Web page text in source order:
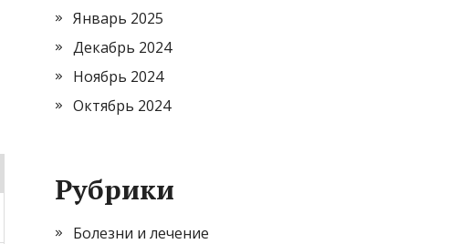
Январь 2025
Декабрь 2024
Ноябрь 2024
Октябрь 2024
Рубрики
Болезни и лечение